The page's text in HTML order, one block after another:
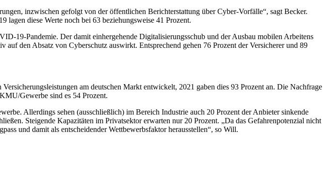
inzwischen gefolgt von der öffentlichen Berichterstattung über Cyber-Vorfälle“, sagt Becker.
lagen diese Werte noch bei 63 beziehungsweise 41 Prozent.
19-Pandemie. Der damit einhergehende Digitalisierungsschub und der Ausbau mobilen Arbeitens
den Absatz von Cyberschutz auswirkt. Entsprechend gehen 76 Prozent der Versicherer und 89
am deutschen Markt entwickelt, 2021 gaben dies 93 Prozent an. Die Nachfrage
Gewerbe sind es 54 Prozent.
Allerdings sehen (ausschließlich) im Bereich Industrie auch 20 Prozent der Anbieter sinkende
Steigende Kapazitäten im Privatsektor erwarten nur 20 Prozent. „Da das Gefahrenpotenzial nicht
und damit als entscheidender Wettbewerbsfaktor herausstellen“, so Will.